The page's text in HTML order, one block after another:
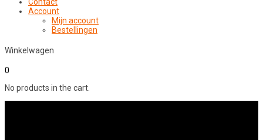
Contact
Account
Mijn account
Bestellingen
Winkelwagen
0
No products in the cart.